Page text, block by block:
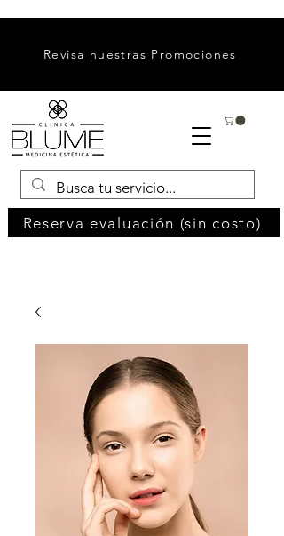
Reserva evaluación (sin costo)
Revisa nuestras Promociones